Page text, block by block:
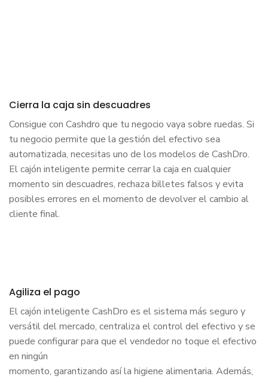
Cierra la caja sin descuadres
Consigue con Cashdro que tu negocio vaya sobre ruedas. Si
tu negocio permite que la gestión del efectivo sea
automatizada, necesitas uno de los modelos de CashDro.
El cajón inteligente permite cerrar la caja en cualquier
momento sin descuadres, rechaza billetes falsos y evita
posibles errores en el momento de devolver el cambio al
cliente final.
Agiliza el pago
El cajón inteligente CashDro es el sistema más seguro y
versátil del mercado, centraliza el control del efectivo y se
puede configurar para que el vendedor no toque el efectivo
en ningún
momento, garantizando así la higiene alimentaria. Además,